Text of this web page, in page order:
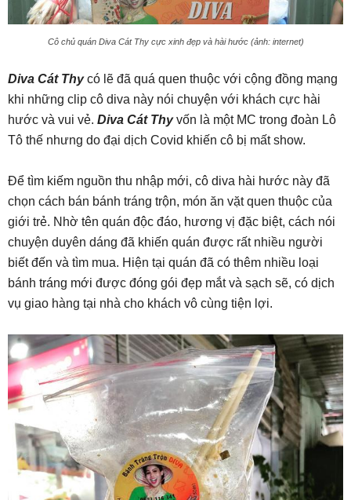
Cô chủ quán Diva Cát Thy cực xinh đẹp và hài hước (ảnh: internet)
Diva Cát Thy có lẽ đã quá quen thuộc với cộng đồng mạng
khi những clip cô diva này nói chuyện với khách cực hài
hước và vui vẻ. Diva Cát Thyvốn là một MC trong đoàn Lô
Tô thế nhưng do đại dịch Covid khiến cô bị mất show.
Để tìm kiếm nguồn thu nhập mới, cô diva hài hước này đã
chọn cách bán bánh tráng trộn, món ăn vặt quen thuộc của
giới trẻ. Nhờ tên quán độc đáo, hương vị đặc biệt, cách nói
chuyện duyên dáng đã khiến quán được rất nhiều người
biết đến và tìm mua. Hiện tại quán đã có thêm nhiều loại
bánh tráng mới được đóng gói đẹp mắt và sạch sẽ, có dịch
vụ giao hàng tại nhà cho khách vô cùng tiện lợi.